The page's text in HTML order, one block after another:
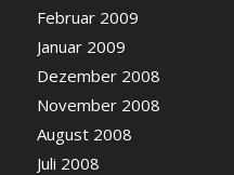
Februar 2009
Januar 2009
Dezember 2008
November 2008
August 2008
Juli 2008